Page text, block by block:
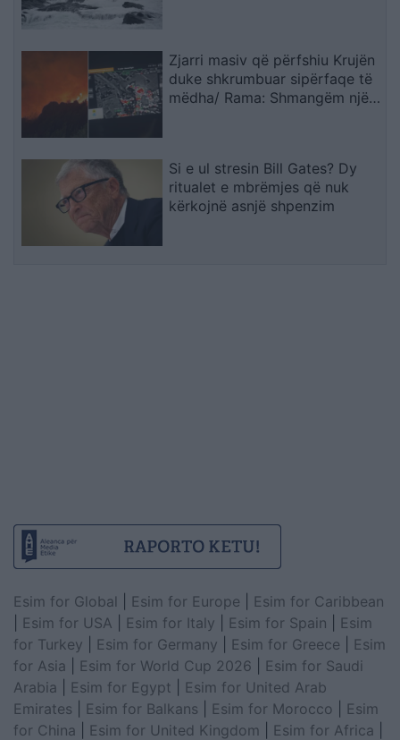
Zjarri masiv që përfshiu Krujën
duke shkrumbuar sipërfaqe të
mëdha/ Rama: Shmangëm një
Si e ul stresin Bill Gates? Dy
ritualet e mbrëmjes që nuk
kërkojnë asnjë shpenzim
Esim for Global Esim for Europe
Esim for Caribbean
Esim for USA Esim for Italy Esim for Spain
Esim
for Turkey
Esim for Germany Esim for Greece
Esim
for Asia
Esim for World Cup 2026
Esim for Saudi
Arabia
Esim for Egypt
Esim for United Arab
Emirates
Esim for Balkans Esim for Morocco
Esim
for China
Esim for United Kingdom Esim for Africa